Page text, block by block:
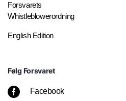
Forsvarets
Whistleblowerordning
English Edition
Følg Forsvaret
Facebook